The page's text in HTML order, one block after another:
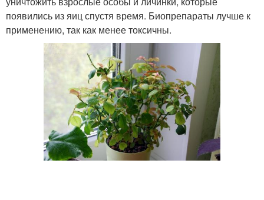
появились из яиц спустя время. Биопрепараты лучше к
применению, так как менее токсичны.